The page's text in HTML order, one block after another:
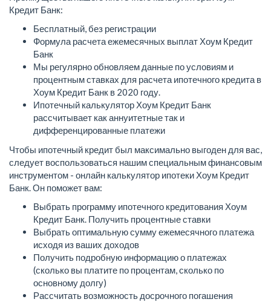
Кредит Банк:
Бесплатный, без регистрации
Формула расчета ежемесячных выплат Хоум Кредит
Банк
Мы регулярно обновляем данные по условиям и
процентным ставках для расчета ипотечного кредита в
Хоум Кредит Банк в 2020 году.
Ипотечный калькулятор Хоум Кредит Банк
рассчитывает как аннуитетные так и
дифференцированные платежи
Чтобы ипотечный кредит был максимально выгоден для вас,
следует воспользоваться нашим специальным финансовым
инструментом - онлайн калькулятор ипотеки Хоум Кредит
Банк. Он поможет вам:
Выбрать программу ипотечного кредитования Хоум
Кредит Банк. Получить процентные ставки
Выбрать оптимальную сумму ежемесячного платежа
исходя из ваших доходов
Получить подробную информацию о платежах
(сколько вы платите по процентам, сколько по
основному долгу)
Рассчитать возможность досрочного погашения